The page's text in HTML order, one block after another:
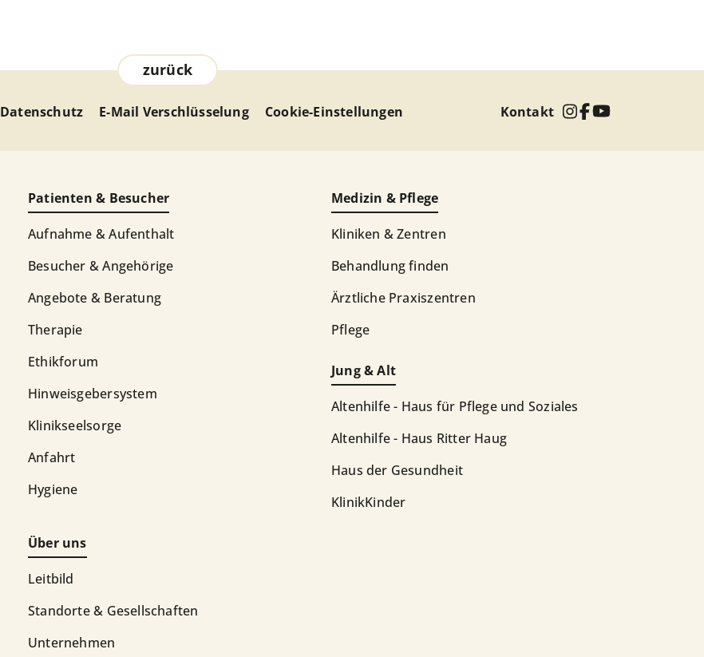
zurück
Datenschutz E-Mail Verschlüsselung Cookie-Einstellungen Kontakt
Patienten & Besucher
Aufnahme & Aufenthalt
Besucher & Angehörige
Angebote & Beratung
Therapie
Ethikforum
Hinweisgebersystem
Klinikseelsorge
Anfahrt
Hygiene
Medizin & Pflege
Kliniken & Zentren
Behandlung finden
Ärztliche Praxiszentren
Pflege
Jung & Alt
Altenhilfe - Haus für Pflege und Soziales
Altenhilfe - Haus Ritter Haug
Haus der Gesundheit
KlinikKinder
Über uns
Leitbild
Standorte & Gesellschaften
Unternehmen